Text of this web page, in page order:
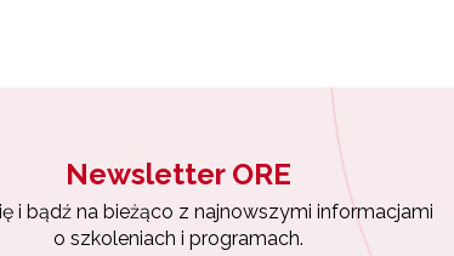
Newsletter ORE
i bądź na bieżąco z najnowszymi informacjami
o szkoleniach i programach.
na przetwarzanie moich danych osobowych przez ORE w